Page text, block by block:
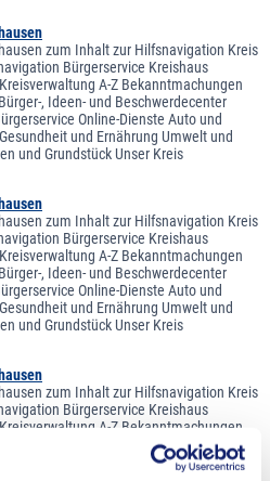
zum Inhalt zur Hilfsnavigation Kreis
Bürgerservice Kreishaus
A-Z Bekanntmachungen
, Ideen- und Beschwerdecenter
Online-Dienste Auto und
und Ernährung Umwelt und
und Grundstück Unser Kreis
zum Inhalt zur Hilfsnavigation Kreis
Bürgerservice Kreishaus
A-Z Bekanntmachungen
, Ideen- und Beschwerdecenter
Online-Dienste Auto und
und Ernährung Umwelt und
und Grundstück Unser Kreis
zum Inhalt zur Hilfsnavigation Kreis
Bürgerservice Kreishaus
A-Z Bekanntmachungen
, Ideen- und Beschwerdecenter
Online-Dienste Auto und